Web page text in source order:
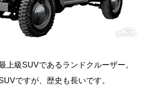
上級SUVであるランドクルーザー。
ですが、歴史も長いです。